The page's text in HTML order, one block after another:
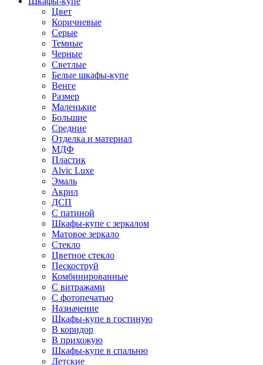
Цвет
Коричневые
Серые
Темные
Черные
Светлые
Белые шкафы-купе
Венге
Размер
Маленькие
Большие
Средние
Отделка и материал
МДФ
Пластик
Alvic Luxe
Эмаль
Акрил
ДСП
С патиной
Шкафы-купе с зеркалом
Матовое зеркало
Стекло
Цветное стекло
Пескоструй
Комбинированные
С витражами
С фотопечатью
Назначение
Шкафы-купе в гостиную
В коридор
В прихожую
Шкафы-купе в спальню
Детские